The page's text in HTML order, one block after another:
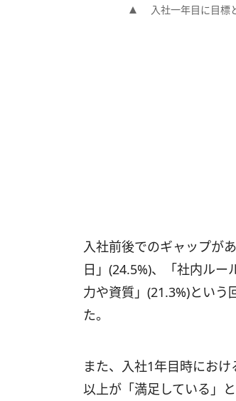
入社一年目に目標
入社前後でのギャップが
日」(24.5%)、「社内ル
力や資質」(21.3%)という
た。
また、入社1年目時にお
以上が「満足している」と